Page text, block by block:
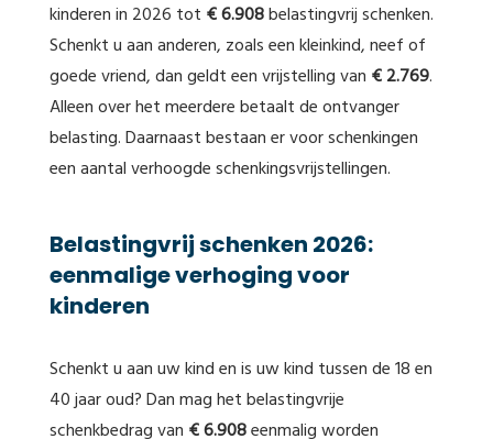
kinderen in 2026 tot € 6.908belastingvrij schenken.
Schenkt u aan anderen, zoals een kleinkind, neef of
goede vriend, dan geldt een vrijstelling van € 2.769.
Alleen over het meerdere betaalt de ontvanger
belasting. Daarnaast bestaan er voor schenkingen
een aantal verhoogde schenkingsvrijstellingen.
Belastingvrij schenken 2026:
eenmalige verhoging voor
kinderen
Schenkt u aan uw kind en is uw kind tussen de 18 en
40 jaar oud? Dan mag het belastingvrije
schenkbedrag van € 6.908eenmalig worden